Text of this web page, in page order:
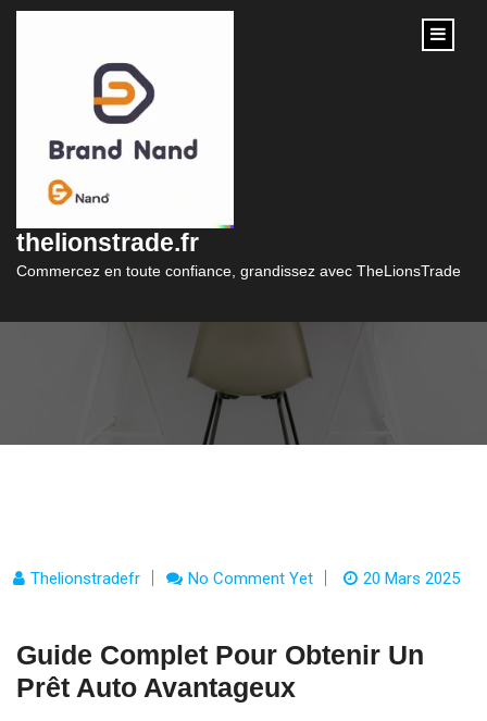
content
thelionstrade.fr
Commercez en toute confiance, grandissez avec TheLionsTrade
Guide complet pour
obtenir un prêt auto
avantageux
Thelionstradefr No Comment Yet 20 Mars 2025
Guide Complet Pour Obtenir Un
Prêt Auto Avantageux